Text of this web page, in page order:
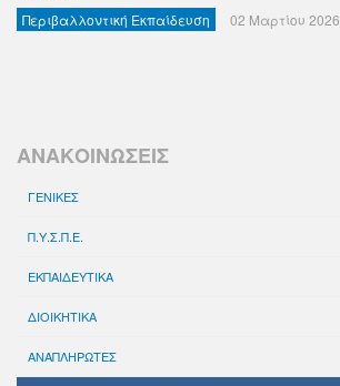
Περιβαλλοντική Εκπαίδευση 02 Μαρτίου 2026
ΑΝΑΚΟΙΝΩΣΕΙΣ
ΓΕΝΙΚΕΣ
Π.Υ.Σ.Π.Ε.
ΕΚΠΑΙΔΕΥΤΙΚΑ
ΔΙΟΙΚΗΤΙΚΑ
ΑΝΑΠΛΗΡΩΤΕΣ